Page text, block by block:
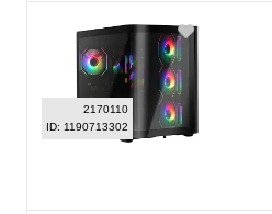
2170110
ID: 1190713302